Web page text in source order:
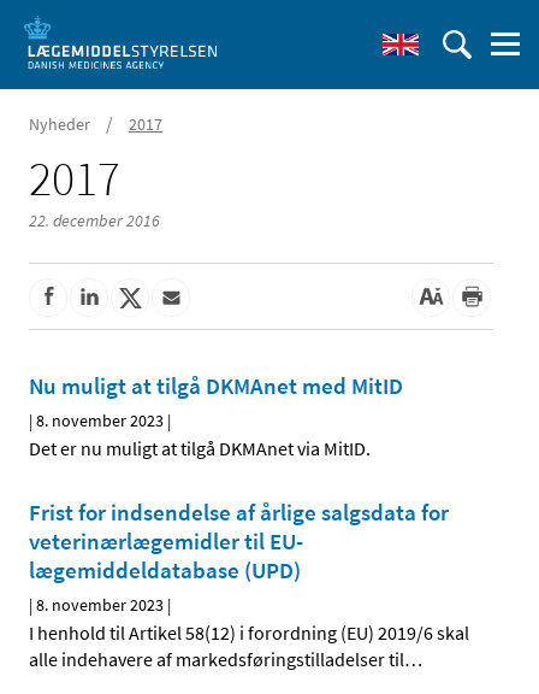
Nyheder / 2017
2017
22. december 2016
Nu muligt at tilgå DKMAnet med MitID
|8. november 2023 |
Det er nu muligt at tilgå DKMAnet via MitID.
Frist for indsendelse af årlige salgsdata for
veterinærlægemidler til EU-
lægemiddeldatabase (UPD)
|8. november 2023 |
I henhold til Artikel 58(12) i forordning (EU) 2019/6 skal
alle indehavere af markedsføringstilladelser til…